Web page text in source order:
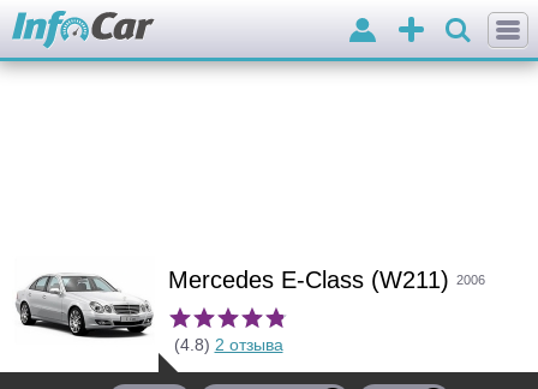
Добавить
объявление
Войти
Mercedes E-Class (W211) 2006
(4.8) 2 отзыва